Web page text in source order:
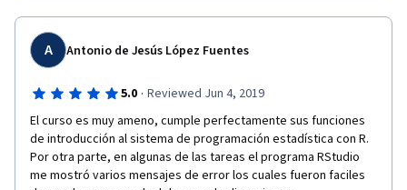
A Antonio de Jesús López Fuentes
5.0 · Reviewed Jun 4, 2019
El curso es muy ameno, cumple perfectamente sus funciones
de introducción al sistema de programación estadística con R.
Por otra parte, en algunas de las tareas el programa RStudio
me mostró varios mensajes de error los cuales fueron faciles